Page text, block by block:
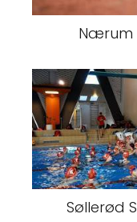
Nærum
Søllerød